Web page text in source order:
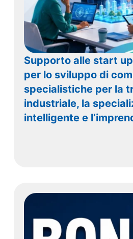
Supporto alle start
per lo sviluppo di
specialistiche per la
industriale, la
intelligente e